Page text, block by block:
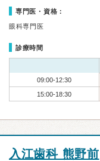
専門医・資格：
眼科専門医
診療時間
09:00-12:30
15:00-18:30
入江歯科 熊野前